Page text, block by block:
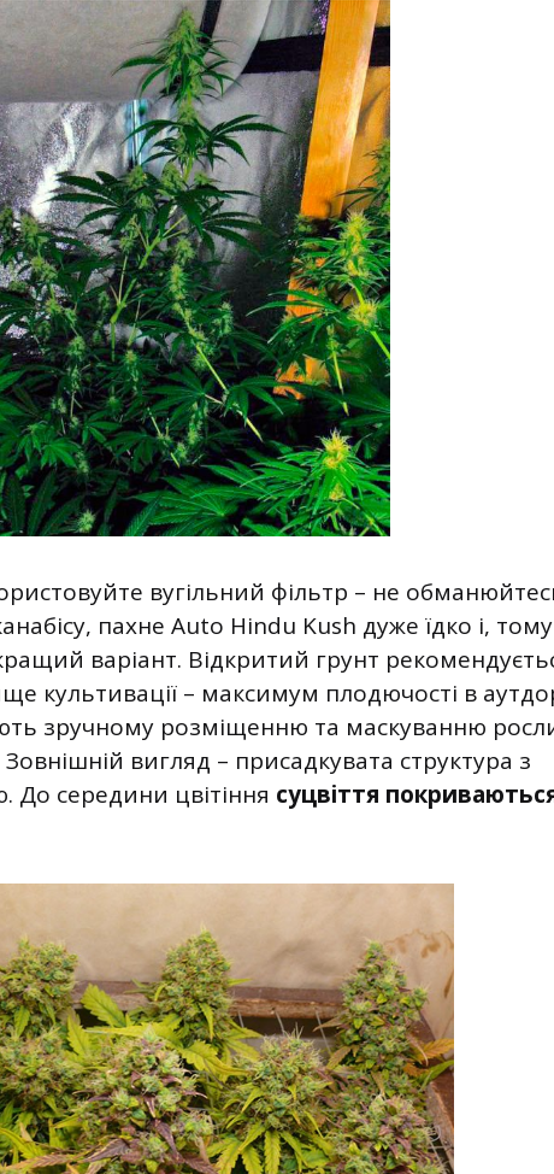
вугільний фільтр – не
пахне Auto Hindu Kush дуже їдко і, тому
варіант. Відкритий грунт
культивації – максимум плодючості в
зручному розміщенню та маскуванню
вигляд – присадкувата структура з
середини цвітіння суцвіття